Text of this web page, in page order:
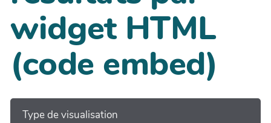
widget HTML
(code embed)
Type de visualisation